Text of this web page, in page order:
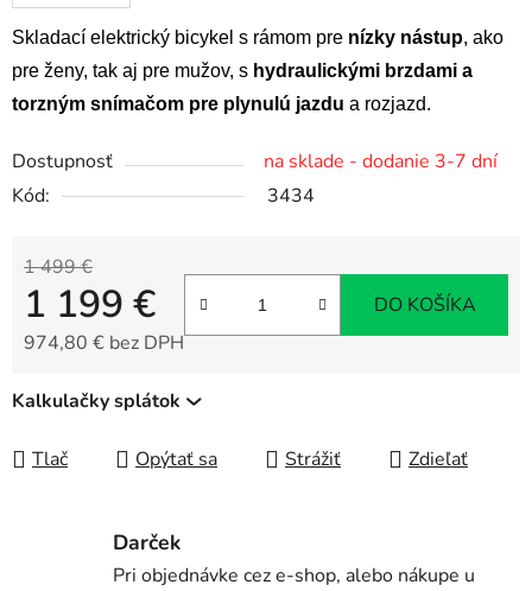
Skladací elektrický bicykel s rámom pre nízky nástup, ako
pre ženy, tak aj pre mužov, s hydraulickými brzdami a
torzným snímačom pre plynulú jazdu a rozjazd.
Dostupnosť
na sklade - dodanie 3-7 dní
Kód:
3434
1 499 €
1 199 €
974,80 € bez DPH
DO KOŠÍKA
Kalkulačky splátok
Tlač Opýtať sa Strážiť Zdieľať
Darček
Pri objednávke cez e-shop, alebo nákupe u